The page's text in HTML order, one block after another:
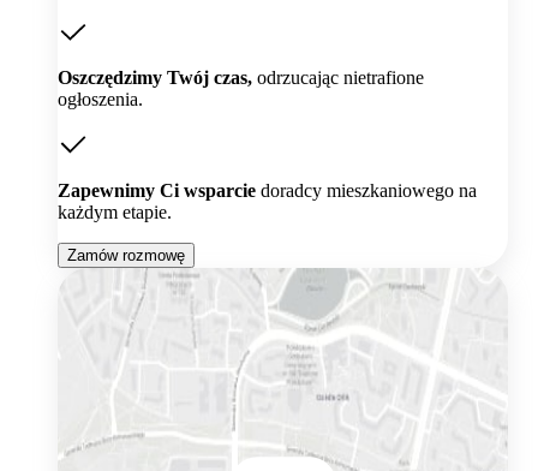
Oszczędzimy Twój czas, odrzucając nietrafione
ogłoszenia.
Zapewnimy Ci wsparcie doradcy mieszkaniowego na
każdym etapie.
Zamów rozmowę